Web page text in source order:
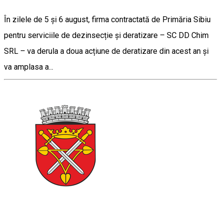
În zilele de 5 și 6 august, firma contractată de Primăria Sibiu
pentru serviciile de dezinsecție și deratizare – SC DD Chim
SRL – va derula a doua acțiune de deratizare din acest an și
va amplasa a...